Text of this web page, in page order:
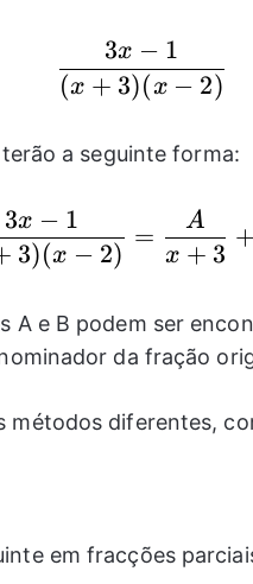
(x + 3)(x − 2)
3x − 1
a seguinte forma:
3)(x − 2)
3x − 1
=
x + 3
A
+
A e B podem ser
da fração
métodos diferentes,
em fracções